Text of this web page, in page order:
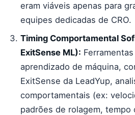
eram viáveis apenas para
equipes dedicadas de CRO.
Timing Comportamental
ExitSense ML):
aprendizado de máquina,
ExitSense da LeadYup,
comportamentais (ex:
padrões de rolagem, tempo